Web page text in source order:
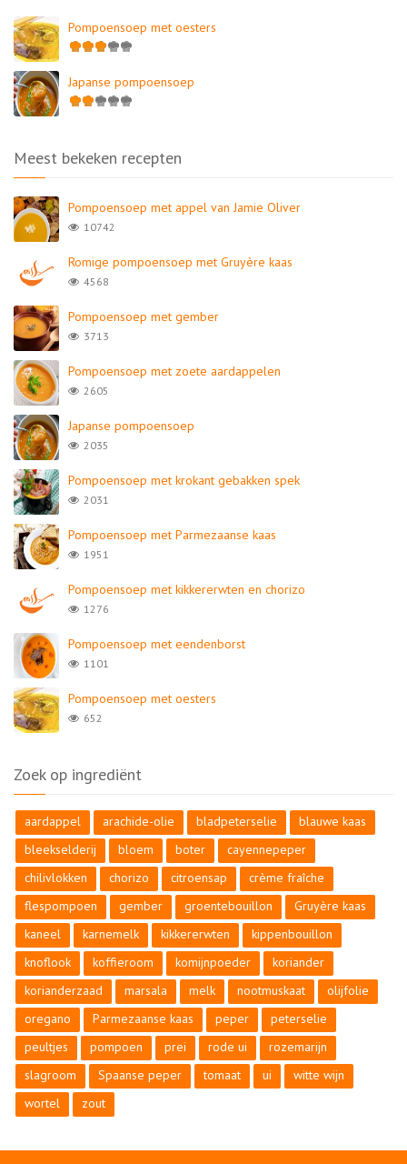
Pompoensoep met oesters
Japanse pompoensoep
Meest bekeken recepten
Pompoensoep met appel van Jamie Oliver
10742
Romige pompoensoep met Gruyère kaas
4568
Pompoensoep met gember
3713
Pompoensoep met zoete aardappelen
2605
Japanse pompoensoep
2035
Pompoensoep met krokant gebakken spek
2031
Pompoensoep met Parmezaanse kaas
1951
Pompoensoep met kikkererwten en chorizo
1276
Pompoensoep met eendenborst
1101
Pompoensoep met oesters
652
Zoek op ingrediënt
aardappel arachide-olie bladpeterselie
blauwe kaas
bleekselderij
bloem boter
cayennepeper
chilivlokken
chorizo citroensap
crème fraîche
flespompoen
gember groentebouillon
Gruyère kaas
kaneel
karnemelk kikkererwten
kippenbouillon
knoflook
koffieroom komijnpoeder
koriander
korianderzaad
marsala melk nootmuskaat
olijfolie
oregano
Parmezaanse kaas peper
peterselie
peultjes
pompoen prei rode ui
rozemarijn
slagroom
Spaanse peper tomaat ui
witte wijn
wortel
zout